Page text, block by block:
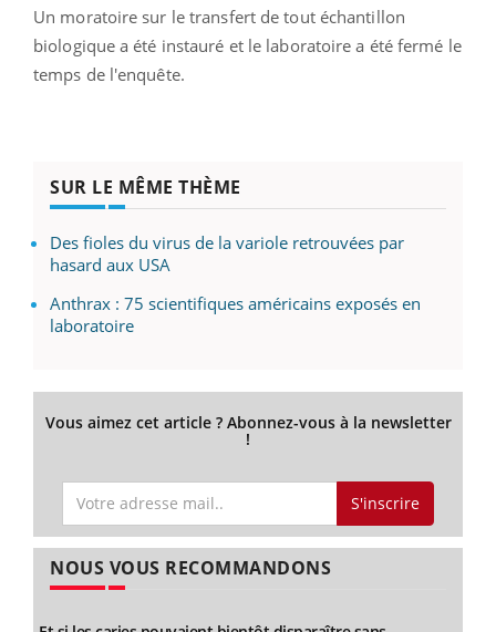
Un moratoire sur le transfert de tout échantillon
biologique a été instauré et le laboratoire a été fermé le
temps de l'enquête.
SUR LE MÊME THÈME
Des fioles du virus de la variole retrouvées par
hasard aux USA
Anthrax : 75 scientifiques américains exposés en
laboratoire
Vous aimez cet article ? Abonnez-vous à la newsletter
!
S'inscrire
NOUS VOUS RECOMMANDONS